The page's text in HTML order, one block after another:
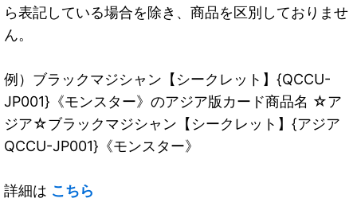
ら表記している場合を除き、商品を区別しておりませ
ん。
例）ブラックマジシャン【シークレット】{QCCU-
JP001}《モンスター》のアジア版カード商品名 ☆ア
ジア☆ブラックマジシャン【シークレット】{アジア
QCCU-JP001}《モンスター》
詳細は こちら